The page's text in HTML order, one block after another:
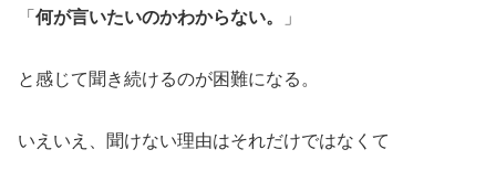
「 何が言いたいのかわからない。 」
と感じて聞き続けるのが困難になる。
いえいえ、聞けない理由はそれだけではなくて